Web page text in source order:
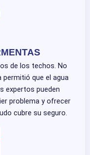
de los techos. No
que el agua
expertos pueden
problema y ofrecer
cubre su seguro.